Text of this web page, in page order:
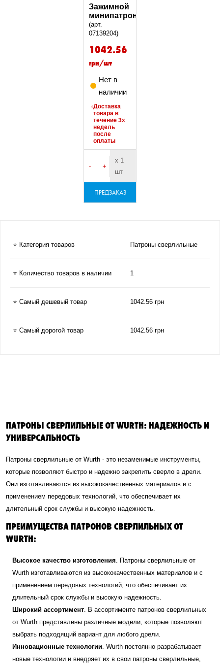
Зажимной
минипатрон
(арт.
07139204)
1042.56
грн/шт
Нет в
наличии
Доставка
товара в
течение 3х
недель
после
оплаты
- +
х 1
шт
ПРЕДЗАКАЗ
⭐ Категория товаров Патроны сверлильные
⭐ Количество товаров в наличии 1
⭐ Самый дешевый товар 1042.56 грн
⭐ Самый дорогой товар 1042.56 грн
ПАТРОНЫ СВЕРЛИЛЬНЫЕ ОТ WURTH: НАДЕЖНОСТЬ И
УНИВЕРСАЛЬНОСТЬ
Патроны сверлильные от Wurth - это незаменимые инструменты,
которые позволяют быстро и надежно закрепить сверло в дрели.
Они изготавливаются из высококачественных материалов и с
применением передовых технологий, что обеспечивает их
длительный срок службы и высокую надежность.
ПРЕИМУЩЕСТВА ПАТРОНОВ СВЕРЛИЛЬНЫХ ОТ
WURTH:
Высокое качество изготовления. Патроны сверлильные от
Wurth изготавливаются из высококачественных материалов и с
применением передовых технологий, что обеспечивает их
длительный срок службы и высокую надежность.
Широкий ассортимент. В ассортименте патронов сверлильных
от Wurth представлены различные модели, которые позволяют
выбрать подходящий вариант для любого дрели.
Инновационные технологии. Wurth постоянно разрабатывает
новые технологии и внедряет их в свои патроны сверлильные,